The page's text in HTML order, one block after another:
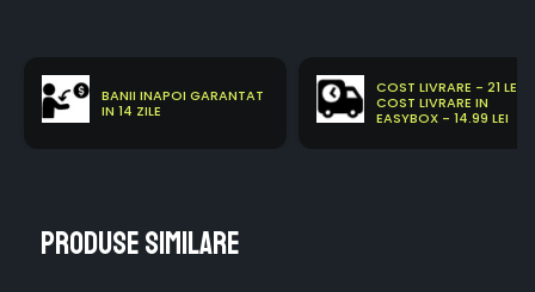
BANII INAPOI GARANTAT
IN 14 ZILE
COST LIVRARE - 21 LEI
COST LIVRARE IN
EASYBOX - 14.99 LEI
Produse similare